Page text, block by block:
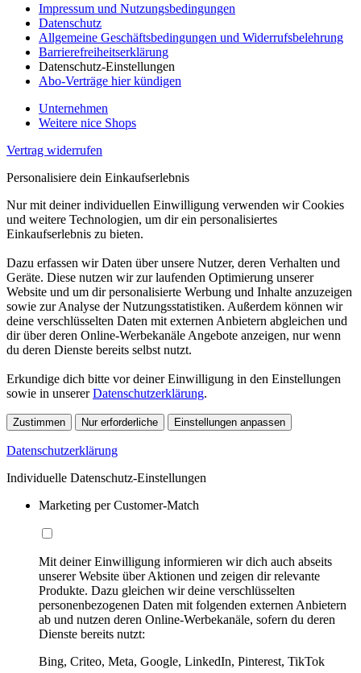
Impressum und Nutzungsbedingungen
Datenschutz
Allgemeine Geschäftsbedingungen und Widerrufsbelehrung
Barrierefreiheitserklärung
Datenschutz-Einstellungen
Abo-Verträge hier kündigen
Unternehmen
Weitere nice Shops
Vertrag widerrufen
Personalisiere dein Einkaufserlebnis
Nur mit deiner individuellen Einwilligung verwenden wir Cookies
und weitere Technologien, um dir ein personalisiertes
Einkaufserlebnis zu bieten.
Dazu erfassen wir Daten über unsere Nutzer, deren Verhalten und
Geräte. Diese nutzen wir zur laufenden Optimierung unserer
Website und um dir personalisierte Werbung und Inhalte anzuzeigen
sowie zur Analyse der Nutzungsstatistiken. Außerdem können wir
deine verschlüsselten Daten mit externen Anbietern abgleichen und
dir über deren Online-Werbekanäle Angebote anzeigen, nur wenn
du deren Dienste bereits selbst nutzt.
Erkundige dich bitte vor deiner Einwilligung in den Einstellungen
sowie in unsererDatenschutzerklärung.
Zustimmen Nur erforderliche Einstellungen anpassen
Datenschutzerklärung
Individuelle Datenschutz-Einstellungen
Marketing per Customer-Match
Mit deiner Einwilligung informieren wir dich auch abseits
unserer Website über Aktionen und zeigen dir relevante
Produkte. Dazu gleichen wir deine verschlüsselten
personenbezogenen Daten mit folgenden externen Anbietern
ab und nutzen deren Online-Werbekanäle, sofern du deren
Dienste bereits nutzt:
Bing, Criteo, Meta, Google, LinkedIn, Pinterest, TikTok